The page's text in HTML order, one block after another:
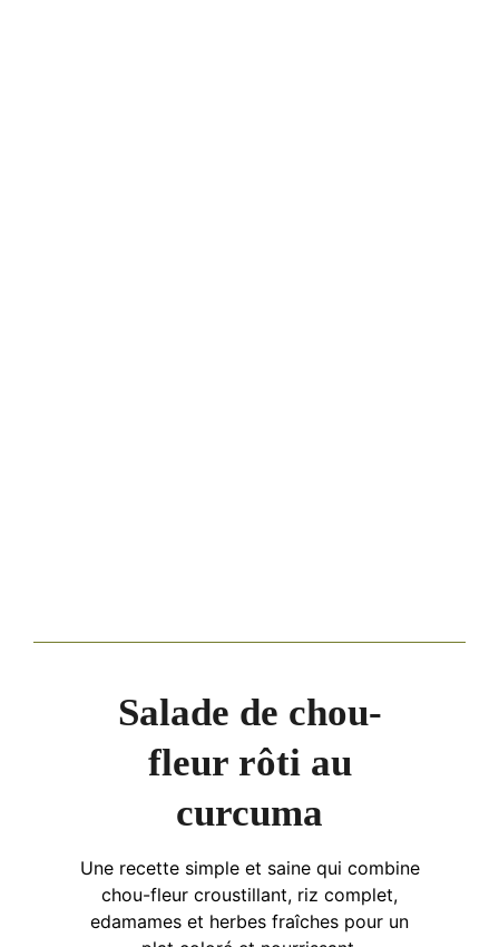
Salade de chou-
fleur rôti au
curcuma
Une recette simple et saine qui combine
chou-fleur croustillant, riz complet,
edamames et herbes fraîches pour un